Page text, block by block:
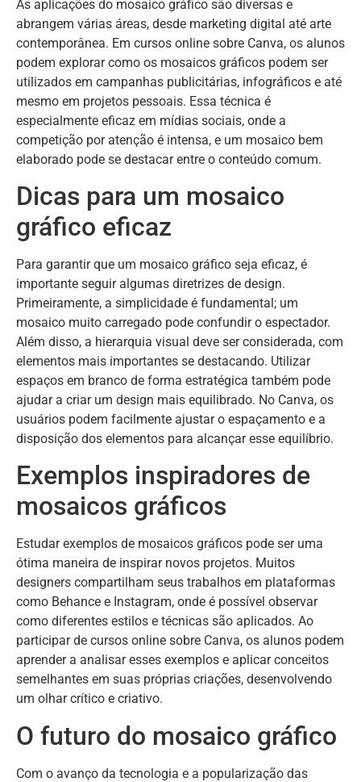
As aplicações do mosaico gráfico são diversas e
abrangem várias áreas, desde marketing digital até arte
contemporânea. Em cursos online sobre Canva, os alunos
podem explorar como os mosaicos gráficos podem ser
utilizados em campanhas publicitárias, infográficos e até
mesmo em projetos pessoais. Essa técnica é
especialmente eficaz em mídias sociais, onde a
competição por atenção é intensa, e um mosaico bem
elaborado pode se destacar entre o conteúdo comum.
Dicas para um mosaico
gráfico eficaz
Para garantir que um mosaico gráfico seja eficaz, é
importante seguir algumas diretrizes de design.
Primeiramente, a simplicidade é fundamental; um
mosaico muito carregado pode confundir o espectador.
Além disso, a hierarquia visual deve ser considerada, com
elementos mais importantes se destacando. Utilizar
espaços em branco de forma estratégica também pode
ajudar a criar um design mais equilibrado. No Canva, os
usuários podem facilmente ajustar o espaçamento e a
disposição dos elementos para alcançar esse equilíbrio.
Exemplos inspiradores de
mosaicos gráficos
Estudar exemplos de mosaicos gráficos pode ser uma
ótima maneira de inspirar novos projetos. Muitos
designers compartilham seus trabalhos em plataformas
como Behance e Instagram, onde é possível observar
como diferentes estilos e técnicas são aplicados. Ao
participar de cursos online sobre Canva, os alunos podem
aprender a analisar esses exemplos e aplicar conceitos
semelhantes em suas próprias criações, desenvolvendo
um olhar crítico e criativo.
O futuro do mosaico gráfico
Com o avanço da tecnologia e a popularização das